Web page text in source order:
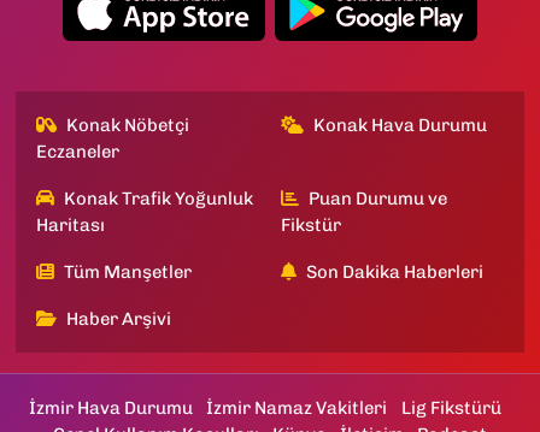
Konak Nöbetçi
Eczaneler
Konak Hava Durumu
Konak Trafik Yoğunluk
Haritası
Puan Durumu ve
Fikstür
Tüm Manşetler Son Dakika Haberleri
Haber Arşivi
İzmir Hava Durumu İzmir Namaz Vakitleri
Lig Fikstürü